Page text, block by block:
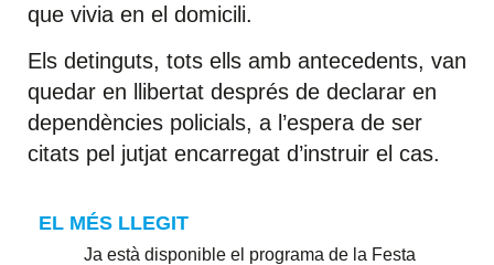
que vivia en el domicili.
Els detinguts, tots ells amb antecedents, van
quedar en llibertat després de declarar en
dependències policials, a l’espera de ser
citats pel jutjat encarregat d’instruir el cas.
EL MÉS LLEGIT
Ja està disponible el programa de la Festa